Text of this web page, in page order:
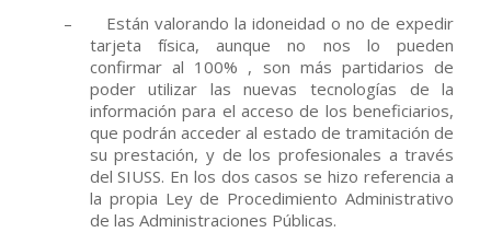
–
Están valorando la idoneidad o no de expedir
tarjeta física, aunque no nos lo pueden
confirmar al 100% , son más partidarios de
poder utilizar las nuevas tecnologías de la
información para el acceso de los beneficiarios,
que podrán acceder al estado de tramitación de
su prestación, y de los profesionales a través
del SIUSS. En los dos casos se hizo referencia a
la propia Ley de Procedimiento Administrativo
de las Administraciones Públicas.